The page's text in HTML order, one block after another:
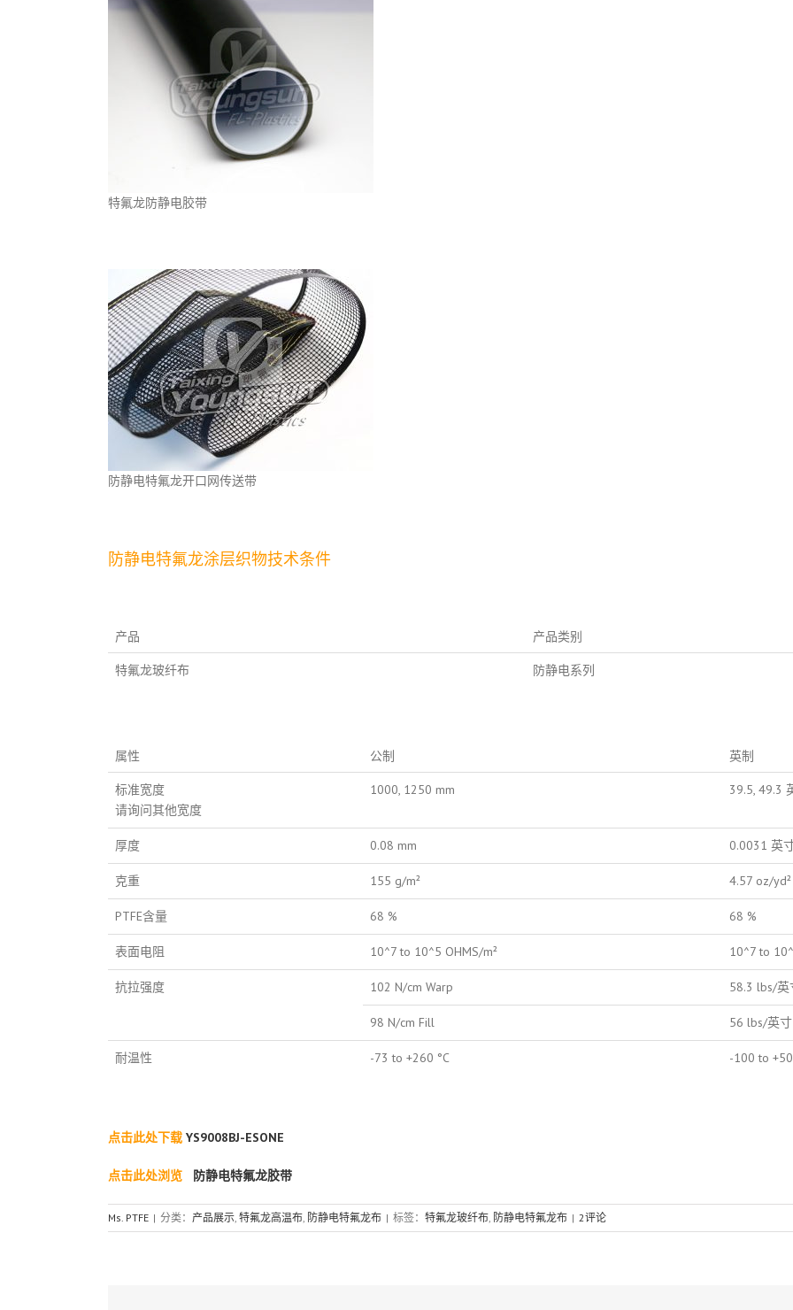
特氟龙防静电胶带
防静电特氟龙开口网传送带
防静电特氟龙涂层织物技术条件
产品 产品类别
特氟龙玻纤布 防静电系列
属性 公制 英制
标准宽度
请询问其他宽度
1000, 1250 mm 39.5, 49.3
厚度 0.08 mm 0.0031 英
克重 155 g/m² 4.57 oz/yd²
PTFE含量 68 % 68 %
表面电阻 10^7 to 10^5 OHMS/m² 10^7 to
抗拉强度 102 N/cm Warp 58.3 lbs/英
98 N/cm Fill 56 lbs/英
耐温性 -73 to +260 °C -100 to
点击此处下载 YS9008BJ-ESONE
点击此处浏览 防静电特氟龙胶带
Ms. PTFE | 分类： 产品展示 特氟龙高温布 防静电特氟龙布 | 标签： 特氟龙玻纤布 防静电特氟龙布 | 2评论